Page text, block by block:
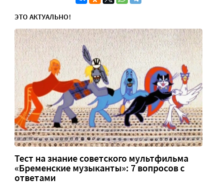
ЭТО АКТУАЛЬНО!
Тест на знание советского мультфильма
«Бременские музыканты»: 7 вопросов с
ответами